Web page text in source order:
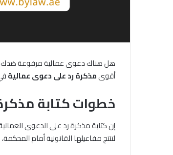
هل هناك دعوى عمالية مرفوعة ضدك
أقوىمذكرةردعلىدعوىعمالية
خطوات كتابة
إن كتابة مذكرة رد على الدعوى
لتنتج مفاعيلها القانونية أمام